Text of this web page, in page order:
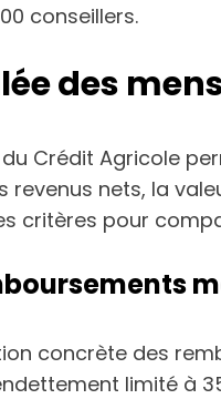
conseillers.
des
Crédit Agricole
nets, la
critères pour
concrète des
limité à